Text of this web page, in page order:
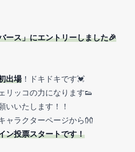
ース」にエントリーしました🎉
出場！ドキドキです💓
リッコの力になります👟
いいたします！！
ャラクターページから👐
ン投票スタートです！